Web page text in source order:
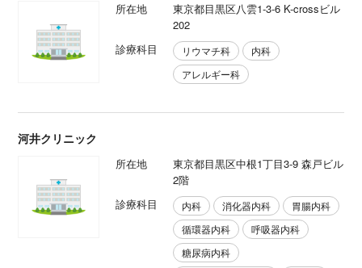
所在地
東京都目黒区八雲1-3-6 K-crossビル
202
診療科目
リウマチ科
内科
アレルギー科
河井クリニック
所在地
東京都目黒区中根1丁目3-9 森戸ビル
2階
診療科目
内科 消化器内科
胃腸内科
循環器内科
呼吸器内科
糖尿病内科